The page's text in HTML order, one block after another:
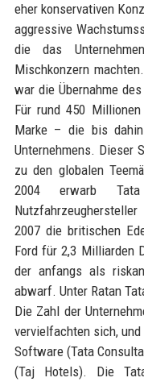
eher konservativen
aggressive
die das
Mischkonzern
war die Übernahme
Für rund 450
Marke – die bis
Unternehmens. Dieser
zu den globalen
2004 erwarb Tata
2007 die britischen
Ford für 2,3 Milliarden
der anfangs als
abwarf. Unter Ratan
Die Zahl der
vervielfachten sich,
Software (Tata
(Taj Hotels). Die